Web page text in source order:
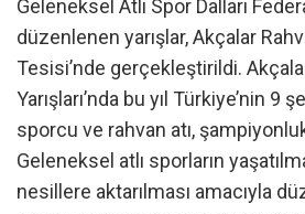
Geleneksel Atlı Spor Dalları
düzenlenen yarışlar, Akçalar
Tesisi’nde gerçekleştirildi.
Yarışları’nda bu yıl Türkiye’nin 9
sporcu ve rahvan atı,
Geleneksel atlı sporların
nesillere aktarılması amacıyla